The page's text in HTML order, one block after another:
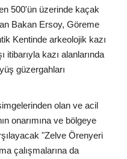
500'ün üzerinde kaçak
Bakan Ersoy, Göreme
Kentinde arkeolojik kazı
itibarıyla kazı alanlarında
güzergahları
olan ve acil
onarımına ve bölgeye
"Zelve Örenyeri
çalışmalarına da